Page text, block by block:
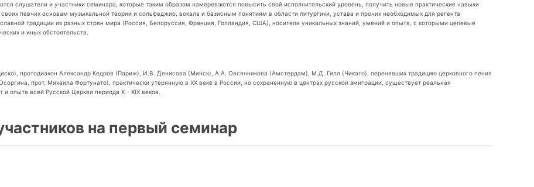
слушатели и участники семинара, которые таким образом намереваются повысить свой исполнительский уровень, получить новые практические навыки
певчих основам музыкальной теории и сольфеджио, вокала и базисным понятиям в области литургики, устава и прочих необходимых для регента
традиции из разных стран мира (Россия, Белоруссия, Франция, Голландия, США), носители уникальных знаний, умений и опыта, с которыми целевые
и иных обстоятельств.
протодиакон Александр Кедров (Париж), И.В. Денисова (Минск), А.А. Овсянникова (Амстердам), М.Д. Гилл (Чикаго), перенявших традицию церковного пения
прот. Михаила Фортунато), практически утерянную в ХХ веке в России, но сохраненную в центрах русской эмиграции, существует реальная
опыта всей Русской Церкви периода Х – XIX веков.
на первый семинар